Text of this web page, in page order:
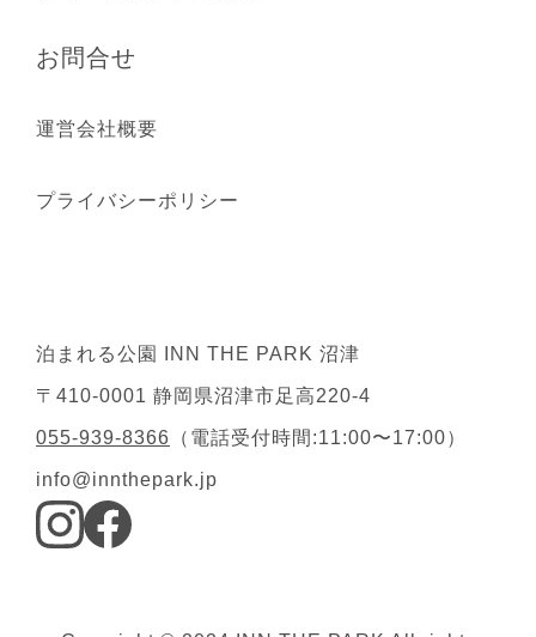
お問合せ
運営会社概要
プライバシーポリシー
泊まれる公園 INN THE PARK 沼津
〒410-0001 静岡県沼津市足高220-4
055-939-8366 （電話受付時間:11:00〜17:00）
info@innthepark.jp